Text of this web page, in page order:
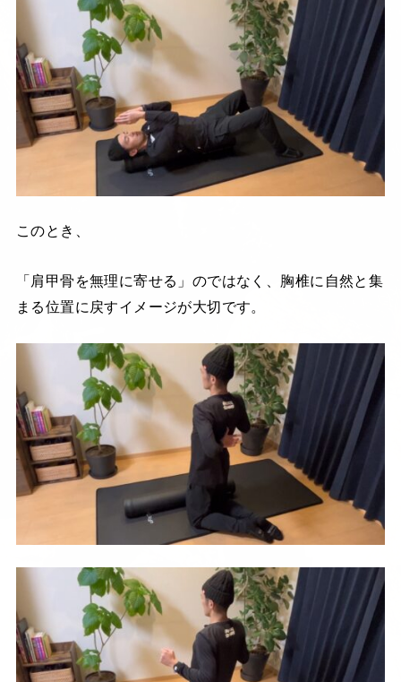
このとき、
「肩甲骨を無理に寄せる」のではなく、胸椎に自然と集
まる位置に戻すイメージが大切です。